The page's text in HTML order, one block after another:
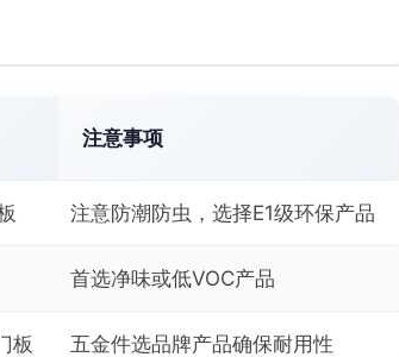
注意事项
注意防潮防虫，选择E1级环保产品
首选净味或低VOC产品
板 五金件选品牌产品确保耐用性